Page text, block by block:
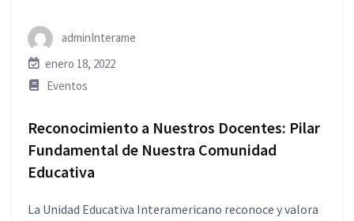
adminInterame
enero 18, 2022
Eventos
Reconocimiento a Nuestros Docentes: Pilar
Fundamental de Nuestra Comunidad
Educativa
La Unidad Educativa Interamericano reconoce y valora